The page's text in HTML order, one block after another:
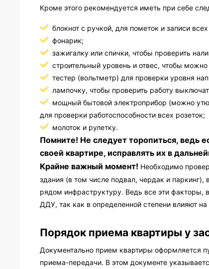
Кроме этого рекомендуется иметь при себе
блокнот с ручкой, для пометок и записи
фонарик;
зажигалку или спички, чтобы проверить
строительный уровень и отвес, чтобы
тестер (вольтметр) для проверки уровня
лампочку, чтобы проверить работу
мощный бытовой электроприбор (можно
для проверки работоспособности всех розеток;
молоток и рулетку.
Помните! Не следует торопиться, ведь
своей квартире, исправлять их в
Крайне важный момент! Необходимо
здания (в том числе подвал, чердак и
рядом инфраструктуру. Ведь все эти факторы,
ДДУ, так как в определенной степени влияют
Порядок приема квартиры у
Документально прием квартиры оформляется
приема-передачи. В этом документе